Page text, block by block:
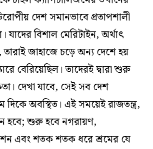
দেশ সমানভাবে প্রতাপশালী
যাদের বিশাল মেরিটাইন, অর্থাৎ
তারাই জাহাজে চড়ে অন্য দেশে হয়
বেরিয়েছিল। তাদেরই দ্বারা শুরু
দেখা যাবে, সেই সব দেশ
অবস্থিত। এই সময়েই রাজতন্ত্র,
হবে; শুরু হবে নগরায়ণ,
এবং শতক শতক ধরে শ্রমের যে